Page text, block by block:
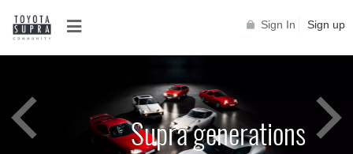
Sign In Sign up
Supra generations